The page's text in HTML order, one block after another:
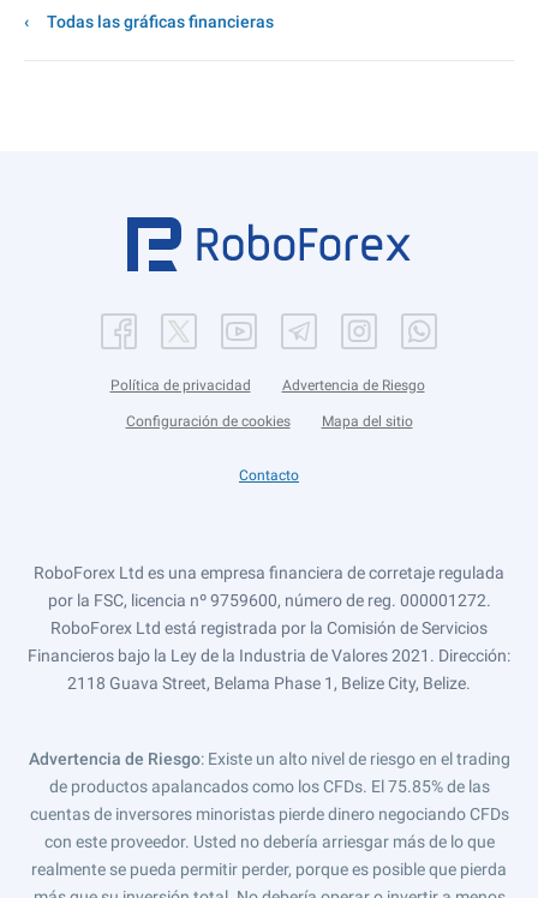
Todas las gráficas financieras
Política de privacidad Advertencia de Riesgo
Configuración de cookies Mapa del sitio
Contacto
RoboForex Ltd es una empresa financiera de corretaje regulada
por la FSC, licencia nº 9759600, número de reg. 000001272.
RoboForex Ltd está registrada por la Comisión de Servicios
Financieros bajo la Ley de la Industria de Valores 2021. Dirección:
2118 Guava Street, Belama Phase 1, Belize City, Belize.
Advertencia de Riesgo: Existe un alto nivel de riesgo en el trading
de productos apalancados como los CFDs. El 75.85% de las
cuentas de inversores minoristas pierde dinero negociando CFDs
con este proveedor. Usted no debería arriesgar más de lo que
realmente se pueda permitir perder, porque es posible que pierda